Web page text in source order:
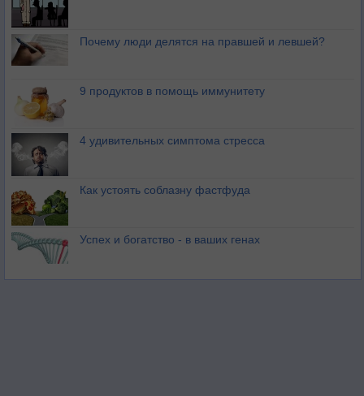
Почему люди делятся на правшей и левшей?
9 продуктов в помощь иммунитету
4 удивительных симптома стресса
Как устоять соблазну фастфуда
Успех и богатство - в ваших генах